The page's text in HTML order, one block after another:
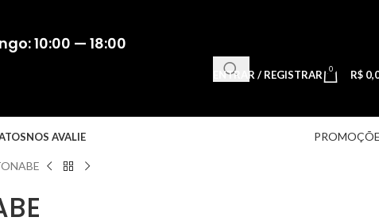
10:00 — 18:00
ENTRAR / REGISTRAR 0 R$
NOS AVALIE